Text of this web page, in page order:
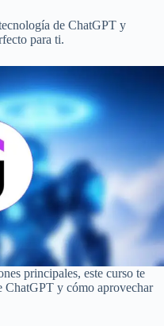
de ChatGPT y
para ti.
principales, este curso te
ChatGPT y cómo aprovechar